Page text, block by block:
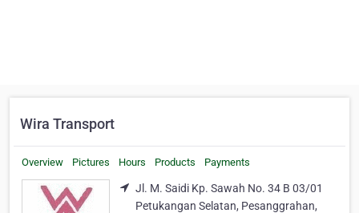
Wira Transport
Overview Pictures Hours Products Payments
Jl. M. Saidi Kp. Sawah No. 34 B 03/01
Petukangan Selatan, Pesanggrahan,